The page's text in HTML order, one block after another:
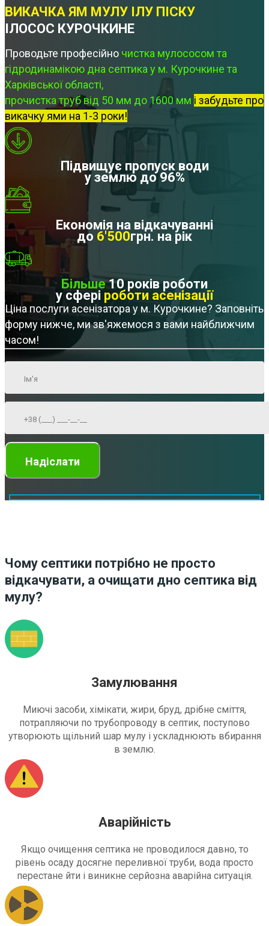
ВИКАЧКА ЯМ МУЛУ ІЛУ ПІСКУ
ІЛОСОС КУРОЧКИНЕ
Проводьте професійно чистка мулососом та
гідродинамікою дна септика у м. Курочкине та
Харківської області,
прочистка труб від 50 мм до 1600 мм і забудьте про
викачку ями на 1-3 роки!
Підвищує пропуск води
у землю до 96%
Економія на відкачуванні
до 6'500грн. на рік
Більше10 років роботи
у сфері роботи асенізації
Ціна послуги асенізатора у м. Курочкине? Заповніть
форму нижче, ми зв'яжемося з вами найближчим
часом!
Чому септики потрібно не просто
відкачувати, а очищати дно септика від
мулу?
Замулювання
Миючі засоби, хімікати, жири, бруд, дрібне сміття,
потрапляючи по трубопроводу в септик, поступово
утворюють щільний шар мулу і ускладнюють вбирання
в землю.
Аварійність
Якщо очищення септика не проводилося давно, то
рівень осаду досягне переливної труби, вода просто
перестане йти і виникне серйозна аварійна ситуація.